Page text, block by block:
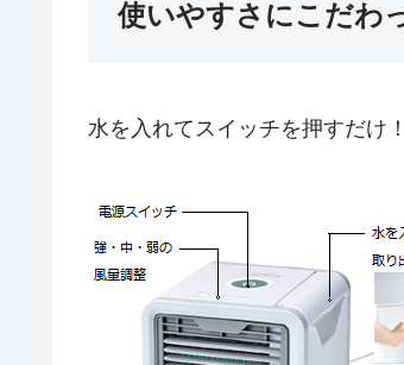
使いやすさにこだわ
水を入れてスイッチを押すだけ！